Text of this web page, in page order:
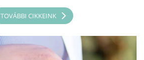
TOVÁBBI CIKKEINK